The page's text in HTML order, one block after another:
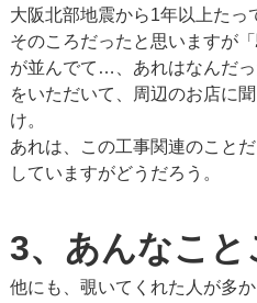
大阪北部地震から1年以上たっ
そのころだったと思いますが
が並んでて…、あれはなんだ
をいただいて、周辺のお店に
け。
あれは、この工事関連のこと
していますがどうだろう。
3、あんなこ
他にも、覗いてくれた人が多